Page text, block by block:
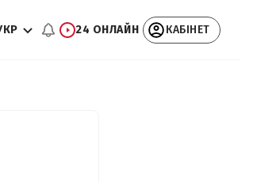
24 ОНЛАЙН КАБІНЕТ